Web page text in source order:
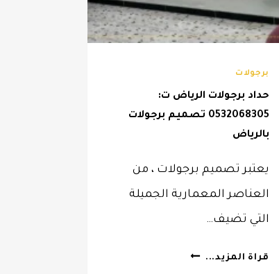
برجولات
حداد برجولات الرياض ت:
0532068305 تصميم برجولات
بالرياض
يعتبر تصميم برجولات ، من
العناصر المعمارية الجميلة
التي تضيف…
قراة المزيد... حداد